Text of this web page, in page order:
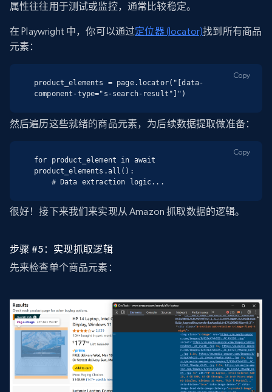
属性往往用于测试或监控，通常比较稳定。
在 Playwright 中，你可以通过定位器 (locator)找到所有商品
元素：
product_elements = page.locator("[data-
component-type="s-search-result"]")
Copy
然后遍历这些就绪的商品元素，为后续数据提取做准备：
for product_element in await
product_elements.all():
    # Data extraction logic...
Copy
很好！接下来我们来实现从 Amazon 抓取数据的逻辑。
步骤 #5：实现抓取逻辑
先来检查单个商品元素：